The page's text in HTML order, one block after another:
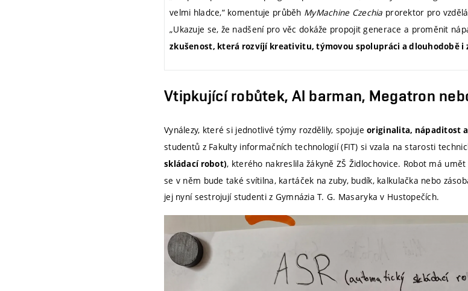
velmi hladce,“ komentuje průběh MyMachine Czechia prorektor pro
„Ukazuje se, že nadšení pro věc dokáže propojit generace a proměnit
zkušenost, která rozvíjí kreativitu, týmovou spolupráci a dlouhodobě i
Vtipkující robůtek, AI barman, Megatron
Vynálezy, které si jednotlivé týmy rozdělily, spojujeoriginalita, nápaditost
studentů z Fakulty informačních technologií (FIT) si vzala na starosti
skládací robot), kterého nakreslila žákyně ZŠ Židlochovice. Robot má
se v něm bude také svítilna, kartáček na zuby, budík, kalkulačka nebo
jej nyní sestrojují studenti z Gymnázia T. G. Masaryka v Hustopečích.